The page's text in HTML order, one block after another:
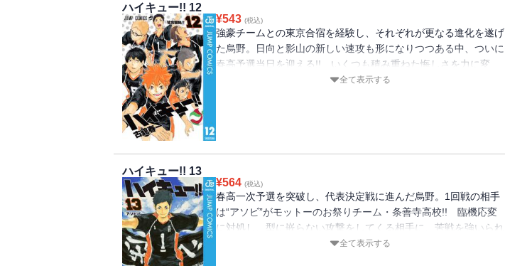
ハイキュー!! 12
¥543 (税込)
強豪チームとの東京合宿を経験し、それぞれが更なる進化を遂げ
た烏野。日向と影山の新しい速攻も形になりつつある中、ついに
春高予選当日を迎える!! いくつも積み重ねた悔しさを力に変
全て表示する
ハイキュー!! 13
¥564 (税込)
春高一次予選を突破し、代表決定戦に進んだ烏野。1回戦の相手
は“アソビ”がモットーのお祭りチーム・条善寺高校!! 臨機応変
に対処し、型に嵌らない攻撃をしてくる相手に、苦戦を強いられ
全て表示する